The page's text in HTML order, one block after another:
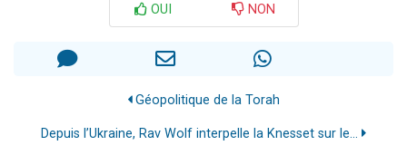
OUI NON
Géopolitique de la Torah
Depuis l’Ukraine, Rav Wolf interpelle la Knesset sur le...